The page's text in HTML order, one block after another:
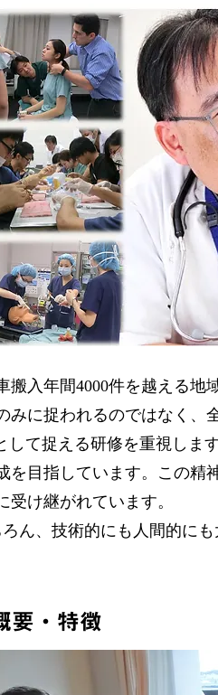
入年間4000件を越える地
みに捉われるのではなく
して捉える研修を重視し
を目指しています。この精
け継がれています。
ん、技術的にも人間的に
要・特徴